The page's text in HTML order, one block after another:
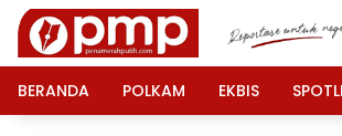
Langsung
konten
BERANDA
POLKAM EKBIS